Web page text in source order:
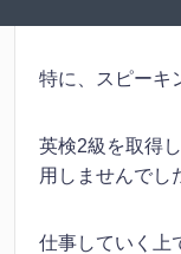
特に、スピーキ
英検2級を取得
用しませんでし
仕事していく上